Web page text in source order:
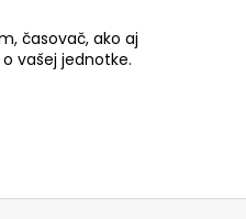
časovač, ako aj
vašej jednotke.